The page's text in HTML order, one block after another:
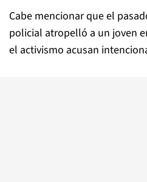
Cabe mencionar que el
policial atropelló a un joven
el activismo acusan